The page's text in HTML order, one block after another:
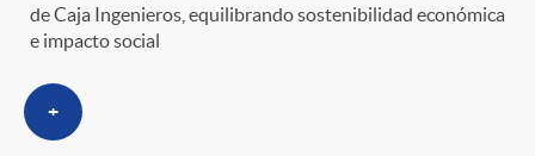
de Caja Ingenieros, equilibrando sostenibilidad económica
e impacto social
+